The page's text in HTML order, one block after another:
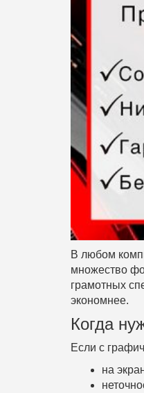
В любом
множество
грамотных
экономнее.
Когда
Если с
на